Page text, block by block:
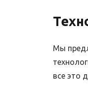
Мы
все это